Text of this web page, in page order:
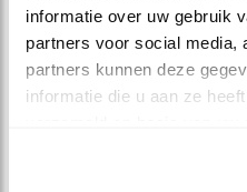
informatie over uw gebruik
partners voor social media,
partners kunnen deze
informatie die u aan ze